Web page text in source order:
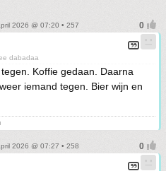
2026 @ 07:20 • 257
dabadaa
Koffie gedaan. Daarna
iemand tegen. Bier wijn en
2026 @ 07:27 • 258